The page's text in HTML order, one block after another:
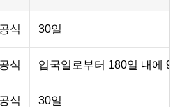
식 30일
식 입국일로부터 180일 내에
식 30일